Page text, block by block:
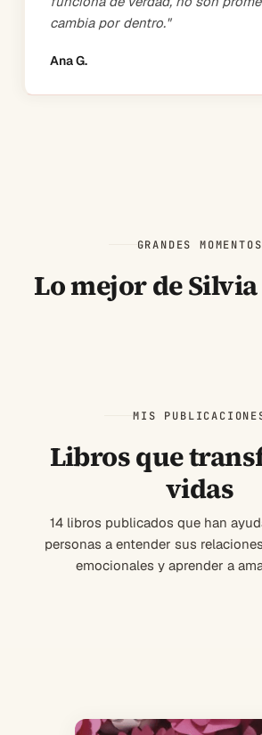
cambia por dentro."
Ana G.
GRANDES MOMENTOS
Lo mejor de
MIS
Libros que
vidas
14 libros publicados que han
personas a entender sus
emocionales y aprender a